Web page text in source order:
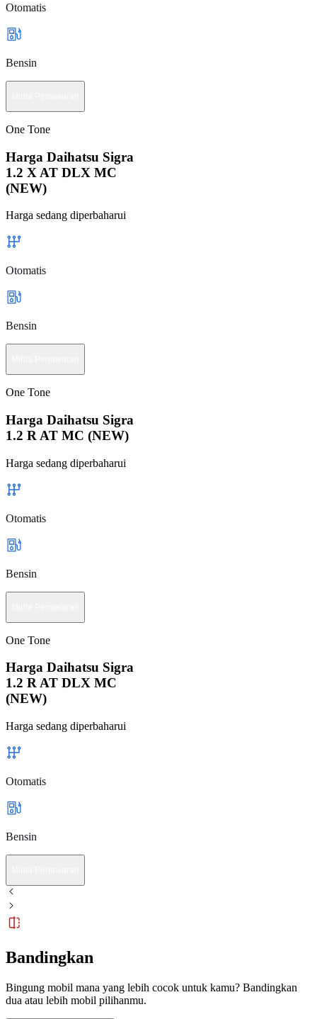
Otomatis
Bensin
One Tone
Harga Daihatsu Sigra
1.2 X AT DLX MC
(NEW)
Harga sedang diperbaharui
Otomatis
Bensin
One Tone
Harga Daihatsu Sigra
1.2 R AT MC (NEW)
Harga sedang diperbaharui
Otomatis
Bensin
One Tone
Harga Daihatsu Sigra
1.2 R AT DLX MC
(NEW)
Harga sedang diperbaharui
Otomatis
Bensin
Bandingkan
Bingung mobil mana yang lebih cocok untuk kamu? Bandingkan
dua atau lebih mobil pilihanmu.